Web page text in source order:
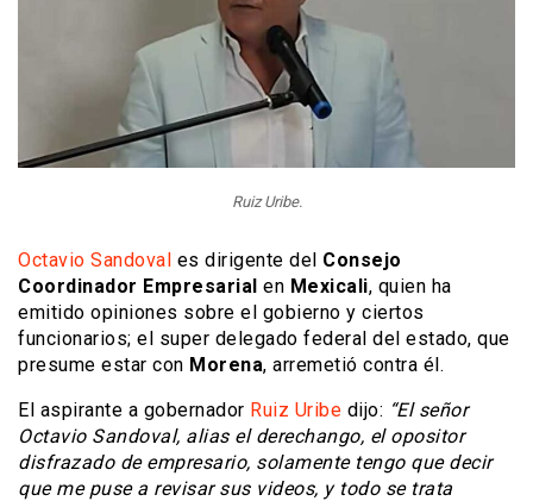
Ruiz Uribe.
Octavio Sandoval es dirigente del Consejo
Coordinador Empresarial en Mexicali, quien ha
emitido opiniones sobre el gobierno y ciertos
funcionarios; el super delegado federal del estado, que
presume estar con Morena, arremetió contra él.
El aspirante a gobernador Ruiz Uribe dijo: “El señor
Octavio Sandoval, alias el derechango, el opositor
disfrazado de empresario, solamente tengo que decir
que me puse a revisar sus videos, y todo se trata